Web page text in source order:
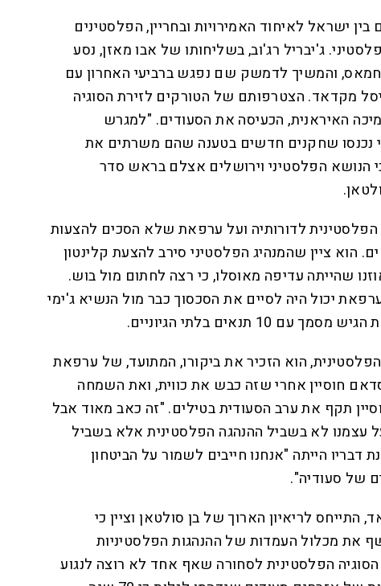
ישראל לאיחוד האמירויות ובחריין, הפלסטינים
ג'יבריל רג'וב, בשליחותו של אבו מאזן, נסע
והמשיך לדמשק שם נפגש ברביעי האחרון עם
מקדאד. הצטרפותם של הטורקים לזירת הסוגיה
האיראנית, הכעיסה את הסעודים. "למגרש
נכנסו שחקנים חדשים בטענה שהם משרתים את
הנושא הפלסטיני וירושלים אצלם בראש סדר
הפלסטינית לדורותיה ועל ערפאת שלא הסכים להצעות
הוא ציין שהמנהיג הפלסטיני סירב להצעת קלינטון
באוזנו שהייתה עדיפה מאוסלו, כי רצה לחתום מול בוש.
יכול היה לסיים את הסכסוך כבר מול הנשיא ג'ימי
10 תנאים בלתי הגיוניים.
הוא הזכיר את ביקורו, המתועד, של ערפאת
חוסיין אחרי שזה כבש את כווית, ואת השמחה
תקף את ערב הסעודית בטילים. "זה כאב מאוד אבל
עצמנו לא בשביל ההנהגה הפלסטינית אלא בשביל
דבריו הייתה "אנחנו חייבים לשמור על הביטחון
של סעודיה".
התייחס לריאיון הארוך של בן סולטאן וציין כי
את מכלול העמדות של ההנהגות הפלסטיניות
הפלסטינית לסחורה שאף אחד לא רוצה לנגוע